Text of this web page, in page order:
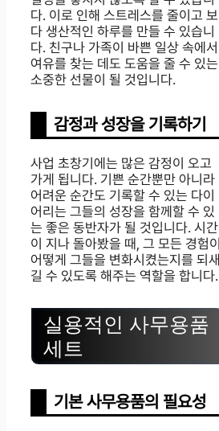
다. 이로 인해 스트레스를 줄이고 보
다 생산적인 하루를 만들 수 있습니
다. 친구나 가족이 바쁜 일상 속에서
여유를 찾는 데도 도움을 줄 수 있는
소중한 선물이 될 것입니다.
감정과 성장을 기록하기
사업 초창기에는 많은 감정이 오고
가게 됩니다. 기쁜 순간뿐만 아니라
어려운 순간도 기록할 수 있는 다이
어리는 그들의 성장을 함께할 수 있
는 좋은 동반자가 될 것입니다. 시간
이 지나 돌아봤을 때, 그 모든 경험이
어떻게 그들을 변화시켰는지를 되새
길 수 있도록 해주는 역할을 합니다.
실용적인 사무용품
세트
기본 사무용품의 필요성